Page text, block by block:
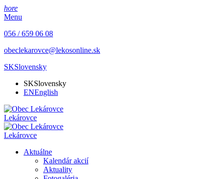
hore
Menu
056 / 659 06 08
obeclekarovce@lekosonline.sk
SKSlovensky
SKSlovensky
ENEnglish
Lekárovce
Lekárovce
Aktuálne
Kalendár akcií
Aktuality